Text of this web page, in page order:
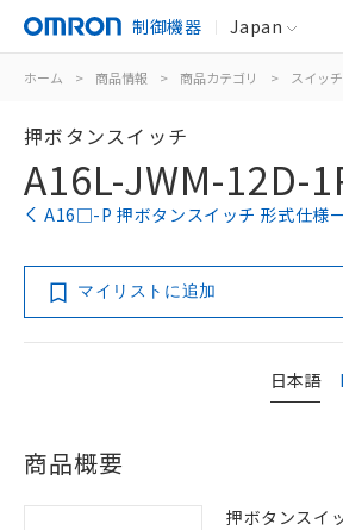
制御機器 Japan
ホーム > 商品情報 > 商品カテゴリ > スイッチ
押ボタンスイッチ
A16L-JWM-12D-
A16□-P 押ボタンスイッチ 形式仕様
マイリストに追加
日本語
商品概要
押ボタンスイ